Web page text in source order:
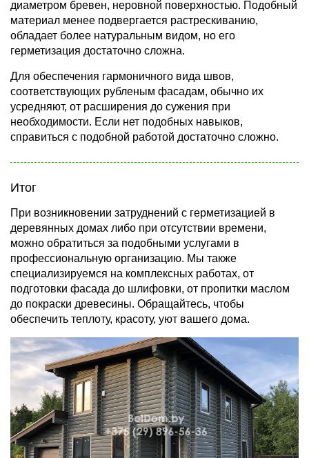
диаметром бревен, неровной поверхностью. Подобный
материал менее подвергается растрескиванию,
обладает более натуральным видом, но его
герметизация достаточно сложна.
Для обеспечения гармоничного вида швов,
соответствующих рубленым фасадам, обычно их
усредняют, от расширения до сужения при
необходимости. Если нет подобных навыков,
справиться с подобной работой достаточно сложно.
Итог
При возникновении затруднений с герметизацией в
деревянных домах либо при отсутствии времени,
можно обратиться за подобными услугами в
профессиональную организацию. Мы также
специализируемся на комплексных работах, от
подготовки фасада до шлифовки, от пропитки маслом
до покраски древесины. Обращайтесь, чтобы
обеспечить теплоту, красоту, уют вашего дома.